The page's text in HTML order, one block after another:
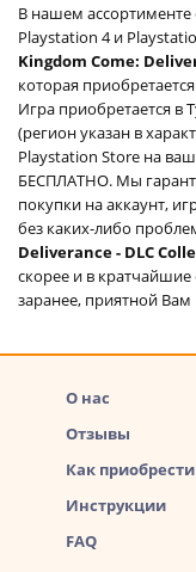
В нашем
Playstation 4 и
Kingdom Come:
которая
Игра приобретается в
(регион указан в
Playstation Store на
БЕСПЛАТНО. Мы
покупки на аккаунт,
без каких-либо
Deliverance - DLC
скорее и в кратчайшие
заранее, приятной
О нас
Отзывы
Как приобрести
Инструкции
FAQ